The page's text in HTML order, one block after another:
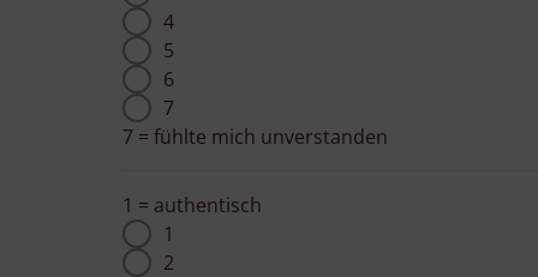
4
5
6
7
7 = fühlte mich unverstanden
1 = authentisch
1
2